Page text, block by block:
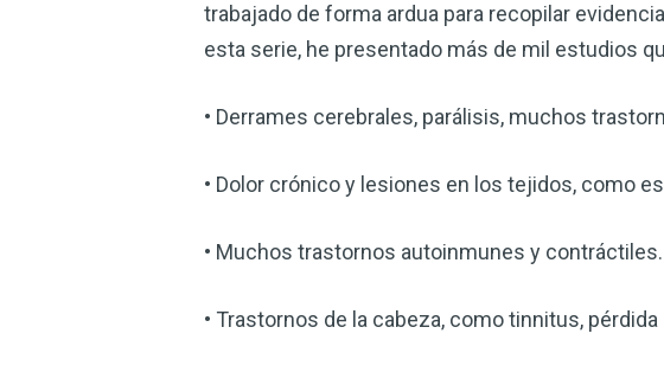
trabajado de forma ardua para recopilar
esta serie, he presentado más de mil estudios
• Derrames cerebrales, parálisis, muchos
• Dolor crónico y lesiones en los tejidos, como
• Muchos trastornos autoinmunes y contráctiles.
• Trastornos de la cabeza, como tinnitus,